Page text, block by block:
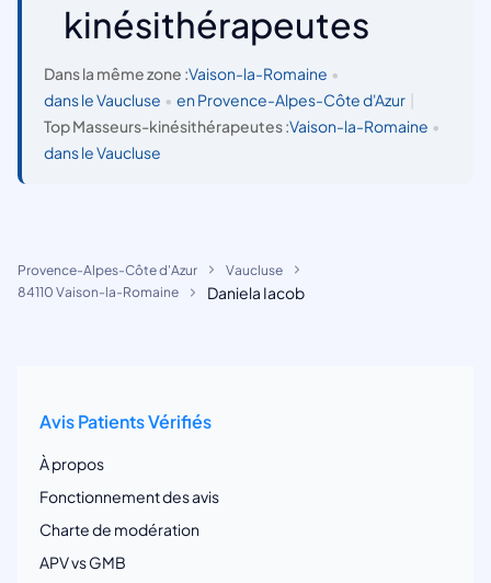
kinésithérapeutes
Dans la même zone :Vaison-la-Romaine •
dans le Vaucluse • en Provence-Alpes-Côte d'Azur
Top Masseurs-kinésithérapeutes :Vaison-la-Romaine •
dans le Vaucluse
Provence-Alpes-Côte d'Azur
Vaucluse
84110 Vaison-la-Romaine
Daniela Iacob
Avis Patients Vérifiés
À propos
Fonctionnement des avis
Charte de modération
APV vs GMB